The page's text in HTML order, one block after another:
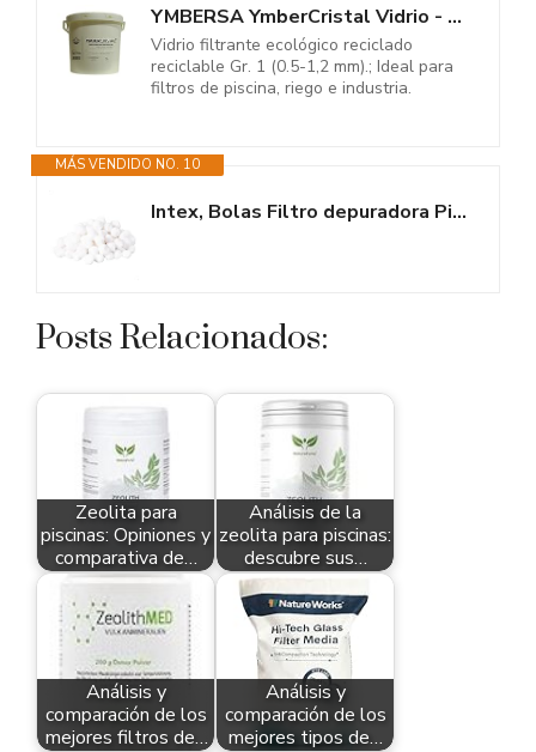
YMBERSA YmberCristal Vidrio - Glass - Cristal granulado filtrante...
Vidrio filtrante ecológico reciclado
reciclable Gr. 1 (0.5-1,2 mm).; Ideal para
filtros de piscina, riego e industria.
MÁS VENDIDO NO. 10
Intex, Bolas Filtro depuradora Piscina, 500 g, Equivalen a 18 kg Arena...
Posts Relacionados:
Zeolita para
piscinas: Opiniones y
comparativa de…
Análisis de la
zeolita para piscinas:
descubre sus…
Análisis y
comparación de los
mejores filtros de…
Análisis y
comparación de los
mejores tipos de…